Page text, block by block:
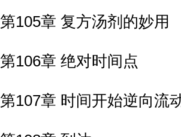
第105章 复方汤剂的妙用
第106章 绝对时间点
第107章 时间开始逆向流